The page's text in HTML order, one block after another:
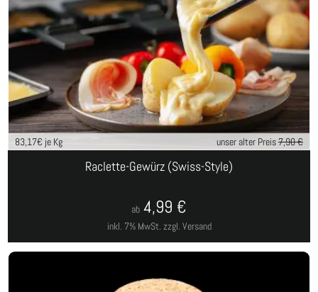
83,17€ je Kg unser alter Preis7,90 €
Raclette-Gewürz (Swiss-Style)
inkl. 7% MwSt. zzgl. Versand
ab 4,99 €